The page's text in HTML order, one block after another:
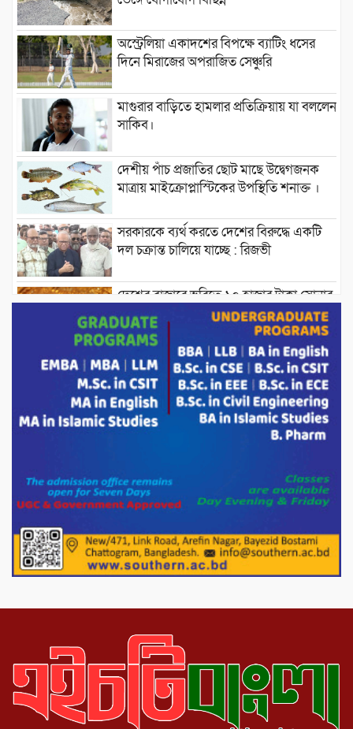
অস্ট্রেলিয়া একাদশের বিপক্ষে ব্যাটিং ধসের
দিনে মিরাজের অপরাজিত সেঞ্চুরি
মাগুরার বাড়িতে হামলার প্রতিক্রিয়ায় যা বললেন
সাকিব।
দেশীয় পাঁচ প্রজাতির ছোট মাছে উদ্বেগজনক
মাত্রায় মাইক্রোপ্লাস্টিকের উপস্থিতি শনাক্ত ।
সরকারকে ব্যর্থ করতে দেশের বিরুদ্ধে একটি
দল চক্রান্ত চালিয়ে যাচ্ছে : রিজভী
দেশের বাজারে ভরিতে ১০ হাজার টাকা সোনার
দাম বাড়ানোর ঘোষণা।
ভারপ্রাপ্ত রাষ্ট্রপতি হাফিজ উদ্দিন আহমদের
সাথে এইচটি বাংলা অনলাইন পোর্টাল ও আইপি
টিভির সম্পাদক মোঃ ইসমাইল হোসেনের
সৌজন্য সাক্ষাৎ।
পাটগ্রামে জুলাই অভ্যুত্থান দিবস উপলক্ষে
পোরশায় গণঅভ্যুত্থান দিবসে শহিদ ও জুলাই
১১ দলীয় ঐক্য পোরশা উপজেলা শাখার